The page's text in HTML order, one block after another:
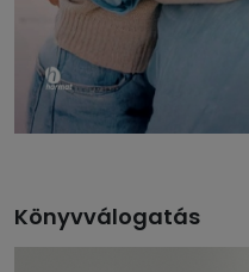
Könyvválogatás